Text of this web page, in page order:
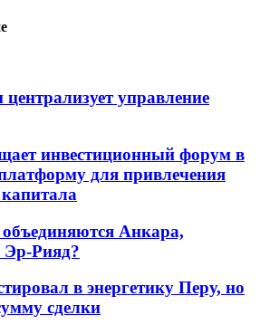
управление
инвестиционный форум в
для привлечения
Анкара,
Эр-Рияд?
в энергетику Перу, но
сделки